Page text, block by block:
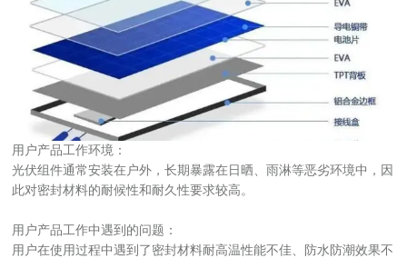
用户产品工作环境：
光伏组件通常安装在户外，长期暴露在日晒、雨淋等恶劣环境中，因
此对密封材料的耐候性和耐久性要求较高。
用户产品工作中遇到的问题：
用户在使用过程中遇到了密封材料耐高温性能不佳、防水防潮效果不